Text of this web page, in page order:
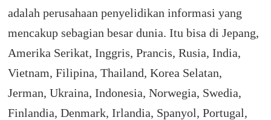
adalah perusahaan penyelidikan informasi yang
mencakup sebagian besar dunia.Itu bisa di Jepang,
Amerika Serikat, Inggris, Prancis, Rusia, India,
Vietnam, Filipina, Thailand, Korea Selatan,
Jerman, Ukraina, Indonesia, Norwegia, Swedia,
Finlandia, Denmark, Irlandia, Spanyol, Portugal,